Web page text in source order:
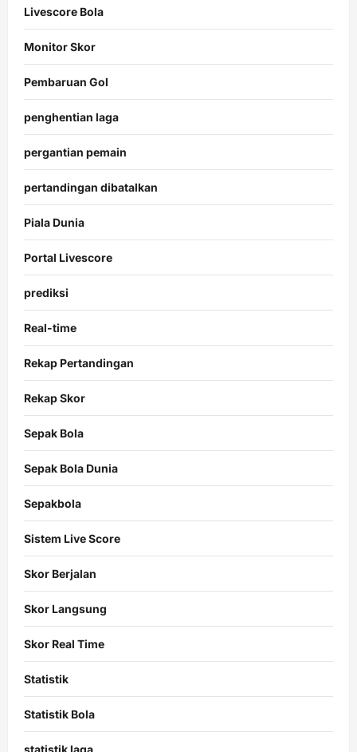
Livescore Bola
Monitor Skor
Pembaruan Gol
penghentian laga
pergantian pemain
pertandingan dibatalkan
Piala Dunia
Portal Livescore
prediksi
Real-time
Rekap Pertandingan
Rekap Skor
Sepak Bola
Sepak Bola Dunia
Sepakbola
Sistem Live Score
Skor Berjalan
Skor Langsung
Skor Real Time
Statistik
Statistik Bola